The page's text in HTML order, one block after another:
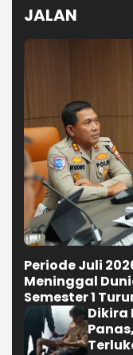
JALAN
Periode Juli
Meninggal
Semester 1
Dikira